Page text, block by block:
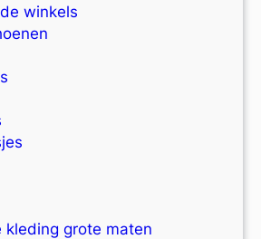
winkels
kleding grote maten